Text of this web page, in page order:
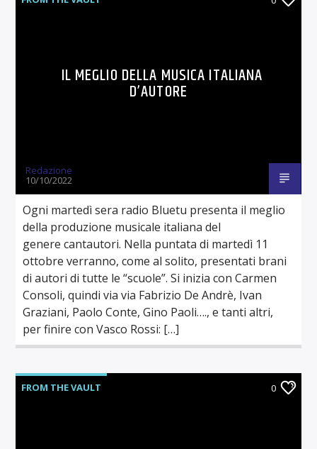
IL MEGLIO DELLA MUSICA ITALIANA
D’AUTORE
Redazione
10/10/2022
Ogni martedì sera radio Bluetu presenta il meglio
della produzione musicale italiana del
genere cantautori. Nella puntata di martedì 11
ottobre verranno, come al solito, presentati brani
di autori di tutte le “scuole”. Si inizia con Carmen
Consoli, quindi via via Fabrizio De Andrè, Ivan
Graziani, Paolo Conte, Gino Paoli…., e tanti altri,
per finire con Vasco Rossi: […]
FROM THE VAULT 0